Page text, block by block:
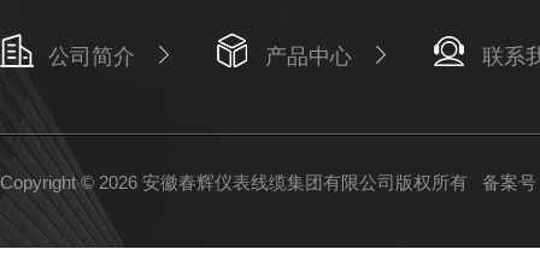
公司简介 产品中心 联系
Copyright © 2026 安徽春辉仪表线缆集团有限公司版权所有 备案号